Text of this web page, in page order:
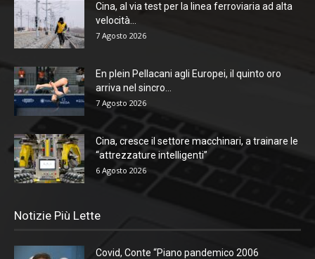
Cina, al via test per la linea ferroviaria ad alta
velocità...
7 Agosto 2026
En plein Pellacani agli Europei, il quinto oro
arriva nel sincro...
7 Agosto 2026
Cina, cresce il settore macchinari, a trainare le
“attrezzature intelligenti”
6 Agosto 2026
Notizie Più Lette
Covid, Conte “Piano pandemico 2006